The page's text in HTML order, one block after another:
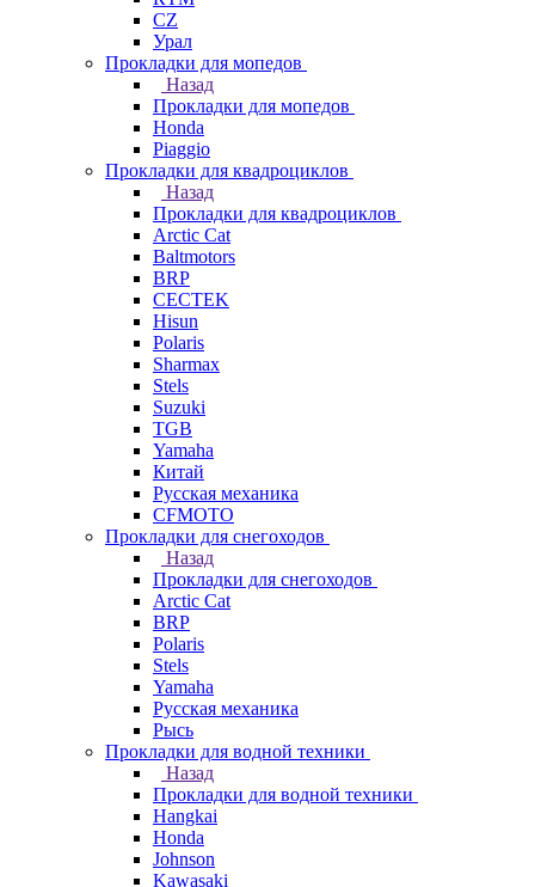
СZ
Урал
Прокладки для мопедов
Назад
Прокладки для мопедов
Honda
Piaggio
Прокладки для квадроциклов
Назад
Прокладки для квадроциклов
Arctic Cat
Baltmotors
BRP
CECTEK
Hisun
Polaris
Sharmax
Stels
Suzuki
TGB
Yamaha
Китай
Русская механика
СFMOTO
Прокладки для снегоходов
Назад
Прокладки для снегоходов
Arctic Cat
BRP
Polaris
Stels
Yamaha
Русская механика
Рысь
Прокладки для водной техники
Назад
Прокладки для водной техники
Hangkai
Honda
Johnson
Kawasaki